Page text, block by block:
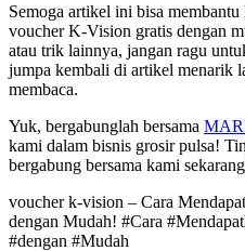
Semoga artikel ini bisa
voucher K-Vision gratis dengan
atau trik lainnya, jangan ragu
jumpa kembali di artikel menarik
membaca.
Yuk, bergabunglah bersama
kami dalam bisnis grosir pulsa!
bergabung bersama kami
voucher k-vision – Cara
dengan Mudah! #Cara
#dengan #Mudah